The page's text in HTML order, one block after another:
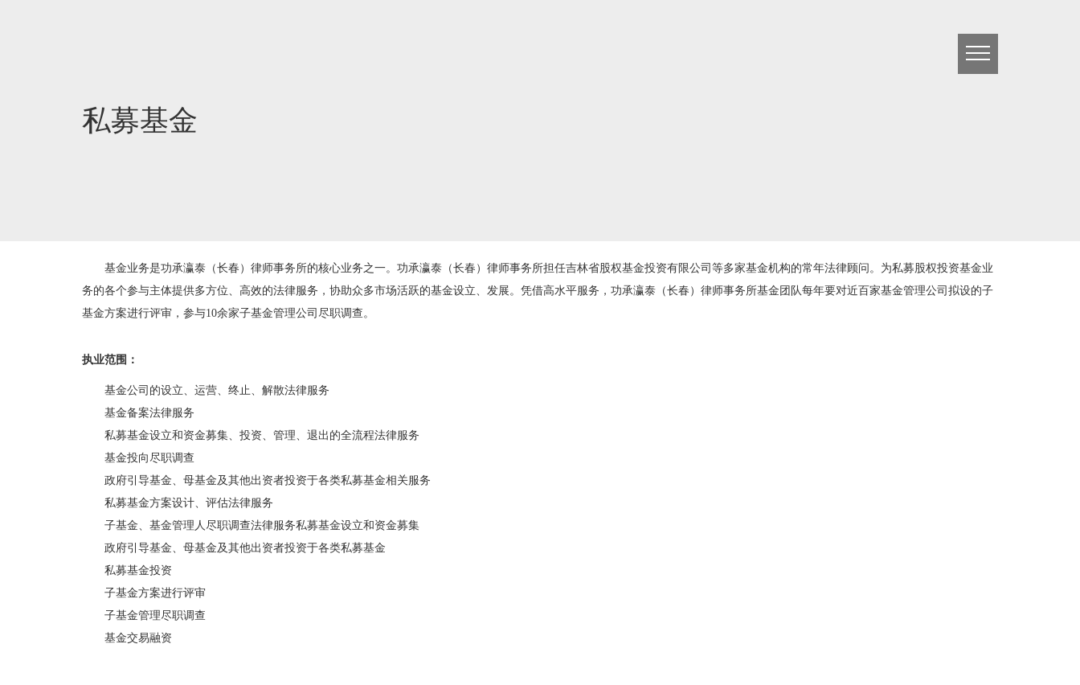
私募基金
基金业务是功承瀛泰（长春）律师事务所的核心业务之一。功承瀛泰（长春）律师事务所担任吉林省股权基金投资有限公司等多家基金机构的常年法律顾问。为私募股权投资基金业
务的各个参与主体提供多方位、高效的法律服务，协助众多市场活跃的基金设立、发展。凭借高水平服务，功承瀛泰（长春）律师事务所基金团队每年要对近百家基金管理公司拟设的子
基金方案进行评审，参与10余家子基金管理公司尽职调查。
执业范围：
基金公司的设立、运营、终止、解散法律服务
基金备案法律服务
私募基金设立和资金募集、投资、管理、退出的全流程法律服务
基金投向尽职调查
政府引导基金、母基金及其他出资者投资于各类私募基金相关服务
私募基金方案设计、评估法律服务
子基金、基金管理人尽职调查法律服务私募基金设立和资金募集
政府引导基金、母基金及其他出资者投资于各类私募基金
私募基金投资
子基金方案进行评审
子基金管理尽职调查
基金交易融资